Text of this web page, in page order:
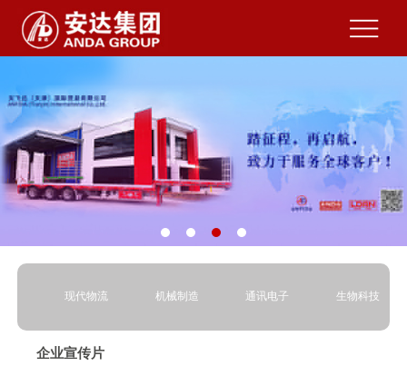
现代物流 机械制造 通讯电子 生物科技
企业宣传片